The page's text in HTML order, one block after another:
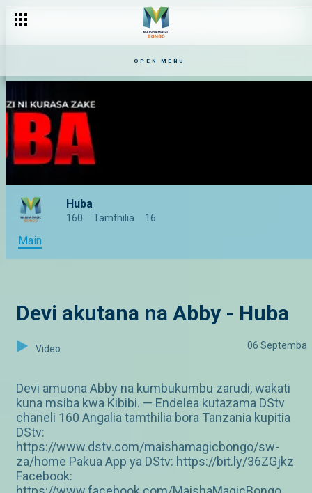
OPEN MENU
Huba
160 Tamthilia 16
Main
Devi akutana na Abby - Huba
Video 06 Septemba
Devi amuona Abby na kumbukumbu zarudi, wakati
kuna msiba kwa Kibibi. — Endelea kutazama DStv
chaneli 160 Angalia tamthilia bora Tanzania kupitia
DStv:
https://www.dstv.com/maishamagicbongo/sw-
za/home Pakua App ya DStv: https://bit.ly/36ZGjkz
Facebook: